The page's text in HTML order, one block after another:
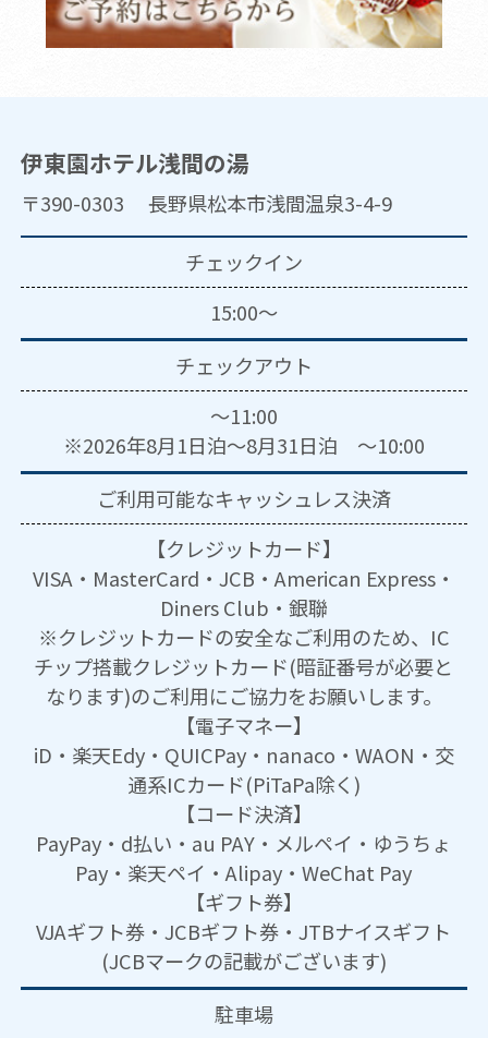
伊東園ホテル浅間の湯
〒390-0303 長野県松本市浅間温泉3-4-9
チェックイン
15:00～
チェックアウト
～11:00
※2026年8月1日泊～8月31日泊 ～10:00
ご利用可能なキャッシュレス決済
【クレジットカード】
VISA・MasterCard・JCB・American Express・
Diners Club・銀聯
※クレジットカードの安全なご利用のため、IC
チップ搭載クレジットカード(暗証番号が必要と
なります)のご利用にご協力をお願いします。
【電子マネー】
iD・楽天Edy・QUICPay・nanaco・WAON・交
通系ICカード(PiTaPa除く)
【コード決済】
PayPay・d払い・au PAY・メルペイ・ゆうちょ
Pay・楽天ペイ・Alipay・WeChat Pay
【ギフト券】
VJAギフト券・JCBギフト券・JTBナイスギフト
(JCBマークの記載がございます)
駐車場